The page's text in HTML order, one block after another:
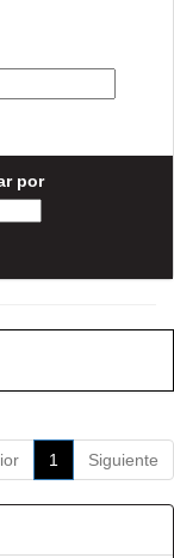
por
1 Siguiente